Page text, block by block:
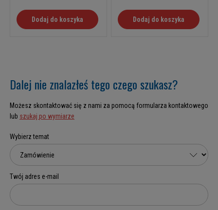
Dodaj do koszyka Dodaj do koszyka
Dalej nie znalazłeś tego czego szukasz?
Możesz skontaktować się z nami za pomocą formularza kontaktowego
lub szukaj po wymiarze